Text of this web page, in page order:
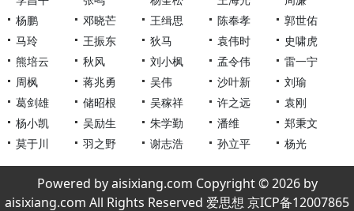
杨鹏
邓晓芒 王缉思 陈奉孝
郭世佑
马玲
王振东 狄马 袁伟时
史啸虎
熊培云
秋风 刘小枫 孟令伟
雷一宁
周枫
蒋兆勇 吴伟 沙叶新
刘瑜
葛剑雄
储昭根 吴稼祥 许之远
袁刚
杨小凯
吴励生 朱学勤 潘维
郑秉文
莫于川
羽之野 谢志浩 孙立平 杨光
Powered by aisixiang.com Copyright © 2026 by
aisixiang.com All Rights Reserved 爱思想 京ICP备12007865